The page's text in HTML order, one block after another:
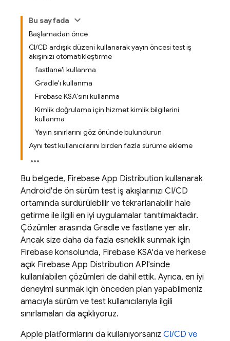
Bu sayfada
Başlamadan önce
CI/CD ardışık düzeni kullanarak yayın öncesi test iş
akışınızı otomatikleştirme
fastlane'i kullanma
Gradle'ı kullanma
Firebase KSA'sını kullanma
Kimlik doğrulama için hizmet kimlik bilgilerini
kullanma
Yayın sınırlarını göz önünde bulundurun
Aynı test kullanıcılarını birden fazla sürüme ekleme
Bu belgede, Firebase App Distribution kullanarak
Android'de ön sürüm test iş akışlarınızı CI/CD
ortamında sürdürülebilir ve tekrarlanabilir hale
getirme ile ilgili en iyi uygulamalar tanıtılmaktadır.
Çözümler arasında Gradle ve fastlane yer alır.
Ancak size daha da fazla esneklik sunmak için
Firebase konsolunda, Firebase KSA'da ve herkese
açık Firebase App Distribution API'sinde
kullanılabilen çözümleri de dahil ettik. Ayrıca, en iyi
deneyimi sunmak için önceden plan yapabilmeniz
amacıyla sürüm ve test kullanıcılarıyla ilgili
sınırlamaları da açıklıyoruz.
Apple platformlarını da kullanıyorsanız CI/CD ve